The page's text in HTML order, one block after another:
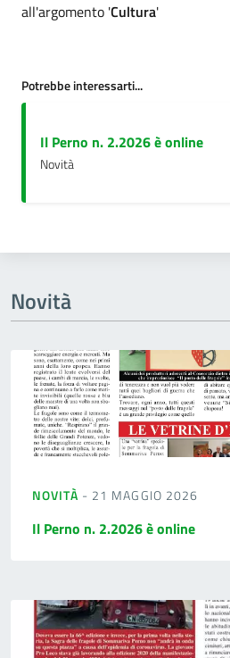
all'argomento 'Cultura'
Potrebbe interessarti...
Il Perno n. 2.2026 è online
Novità
Novità
NOVITÀ - 21 MAGGIO 2026
Il Perno n. 2.2026 è online